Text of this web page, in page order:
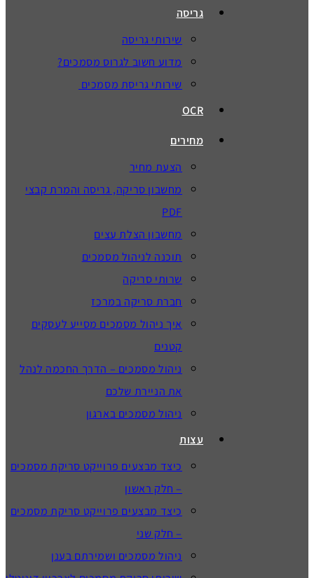
גריסה
שירותי גריסה
מדוע חשוב לגרוס מסמכים?
שירותי גריסת מסמכים
OCR
מחירים
הצעת מחיר
מחשבון סריקה, גריסה והמרת קבצי
PDF
מחשבון הצלת עצים
תוכנה לניהול מסמכים
שרותי סריקה
חברת סריקה במרכז
איך ניהול מסמכים מסייע לעסקים
קטנים
ניהול מסמכים – הדרך החכמה לנהל
את הניירת שלכם
ניהול מסמכים בארגון
עצות
כיצד מבצעים פרוייקט סריקת מסמכים
– חלק ראשון
כיצד מבצעים פרוייקט סריקת מסמכים
– חלק שני
ניהול מסמכים ושמירתם בענן